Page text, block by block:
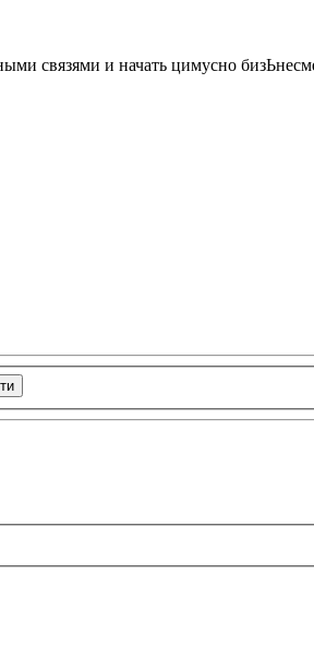
связями и начать цимусно